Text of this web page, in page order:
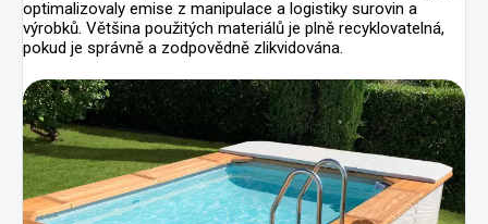
optimalizovaly emise z manipulace a logistiky surovin a
výrobků. Většina použitých materiálů je plně recyklovatelná,
pokud je správně a zodpovědně zlikvidována.